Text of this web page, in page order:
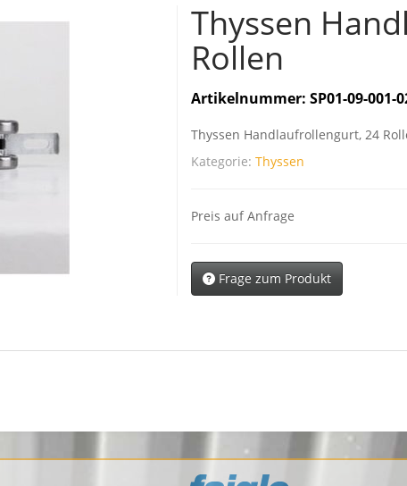
Thyssen
Rollen
Artikelnummer: SP01-09-001-
Thyssen Handlaufrollengurt, 24
Kategorie: Thyssen
Preis auf Anfrage
Frage zum Produkt